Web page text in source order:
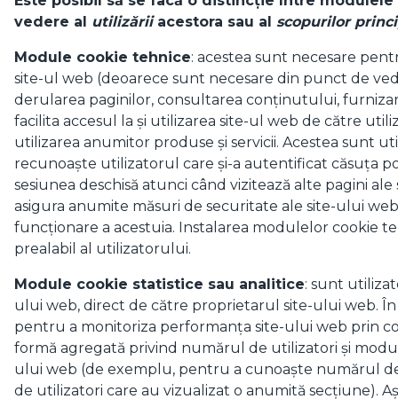
vedere al utilizăriiacestora sau al scopurilor
Module cookie tehnice: acestea sunt necesare
site-ul web (deoarece sunt necesare din punct de
derularea paginilor, consultarea conținutului,
facilita accesul la și utilizarea site-ul web de către
utilizarea anumitor produse și servicii. Acestea sunt
recunoaște utilizatorul care și-a autentificat căsuța
sesiunea deschisă atunci când vizitează alte pagini
asigura anumite măsuri de securitate ale site-ului
funcționare a acestuia. Instalarea modulelor cookie
prealabil al utilizatorului.
Module cookie statistice sau analitice: sunt
ului web, direct de către proprietarul site-ului web.
pentru a monitoriza performanța site-ului web prin
formă agregată privind numărul de utilizatori și
ului web (de exemplu, pentru a cunoaște numărul
de utilizatori care au vizualizat o anumită secțiune).